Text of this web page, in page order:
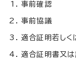
事前確認
事前協議
適合証明若し
適合証明書又